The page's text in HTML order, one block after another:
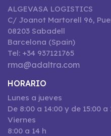
ALGEVASA LOGISTICS
C/ Joanot Martorell 96,
08203 Sabadell
Barcelona (Spain)
Tel: +34 937121765
rma@adaltra.com
HORARIO
Lunes a jueves
De 8:00 a 14:00 y de 15:00 a
Viernes
8:00 a 14 h